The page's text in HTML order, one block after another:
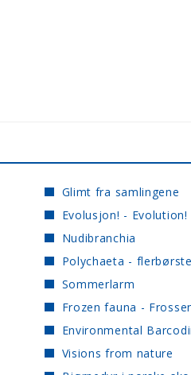
Glimt fra samlingene
Evolusjon! - Evolution!
Nudibranchia
Polychaeta -
Sommerlarm
Frozen fauna -
Environmental
Visions from nature